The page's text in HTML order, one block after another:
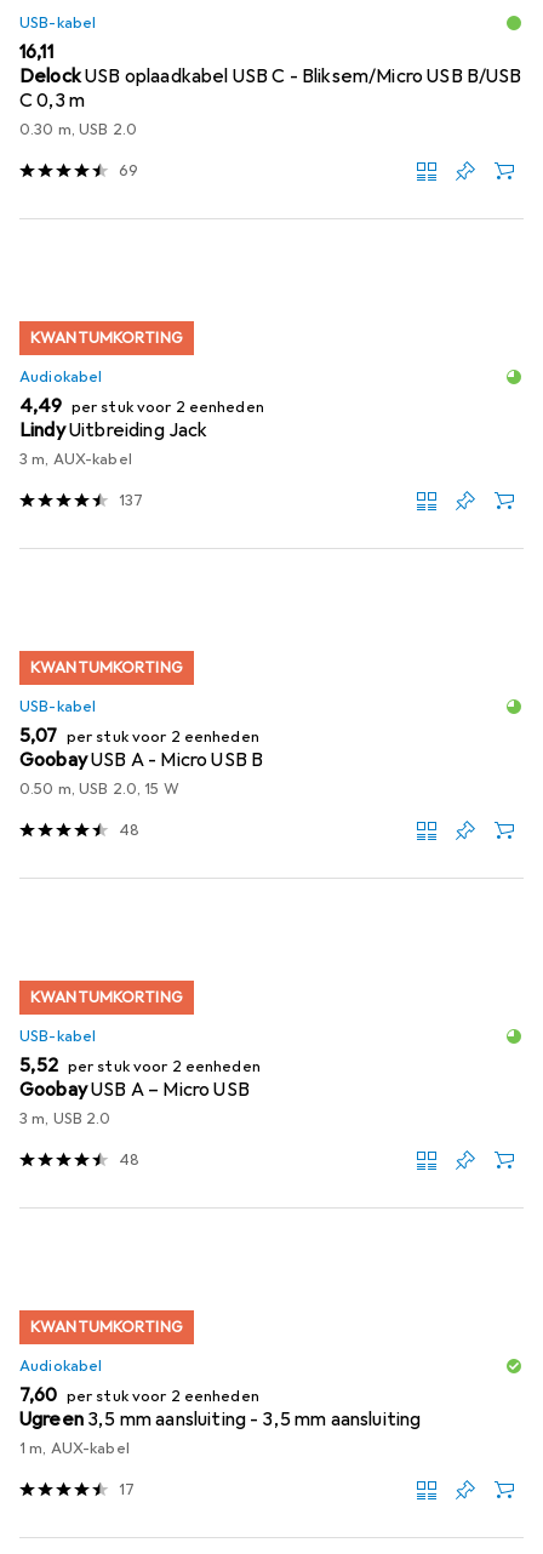
USB-kabel
EUR
16,11
DelockUSB oplaadkabel USB C - Bliksem/Micro USB B/USB
C 0,3 m
0.30 m, USB 2.0
69
KWANTUMKORTING
Audiokabel
EUR
4,49 per stuk voor 2 eenheden
LindyUitbreiding Jack
3 m, AUX-kabel
137
KWANTUMKORTING
USB-kabel
EUR
5,07 per stuk voor 2 eenheden
GoobayUSB A - Micro USB B
0.50 m, USB 2.0, 15 W
48
KWANTUMKORTING
USB-kabel
EUR
5,52 per stuk voor 2 eenheden
GoobayUSB A – Micro USB
3 m, USB 2.0
48
KWANTUMKORTING
Audiokabel
EUR
7,60 per stuk voor 2 eenheden
Ugreen 3,5 mm aansluiting - 3,5 mm aansluiting
1 m, AUX-kabel
17